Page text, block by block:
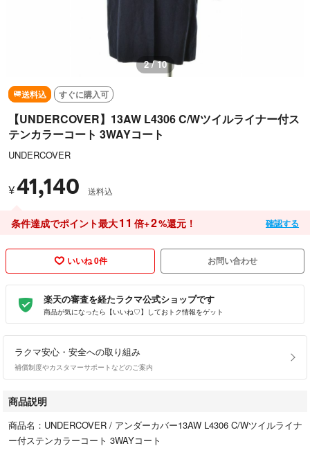
3 / 10
送料込 すぐに購入可
【UNDERCOVER】13AW L4306 C/Wツイルライナー付ス
テンカラーコート 3WAYコート
UNDERCOVER
¥41,140 送料込
条件達成でポイント最大11 倍+2%還元！ 確認する
いいね 0件 お問い合わせ
楽天の審査を経たラクマ公式ショップです
商品が気になったら【いいね♡】しておトク情報をゲット
ラクマ安心・安全への取り組み
補償制度やカスタマーサポートなどのご案内
商品説明
商品名：UNDERCOVER / アンダーカバー13AW L4306 C/Wツイルライナ
ー付ステンカラーコート 3WAYコート